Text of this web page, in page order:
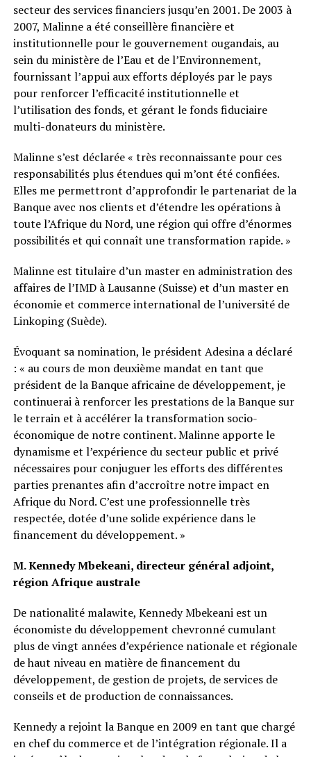
secteur des services financiers jusqu’en 2001. De 2003 à
2007, Malinne a été conseillère financière et
institutionnelle pour le gouvernement ougandais, au
sein du ministère de l’Eau et de l’Environnement,
fournissant l’appui aux efforts déployés par le pays
pour renforcer l’efficacité institutionnelle et
l’utilisation des fonds, et gérant le fonds fiduciaire
multi-donateurs du ministère.
Malinne s’est déclarée « très reconnaissante pour ces
responsabilités plus étendues qui m’ont été confiées.
Elles me permettront d’approfondir le partenariat de la
Banque avec nos clients et d’étendre les opérations à
toute l’Afrique du Nord, une région qui offre d’énormes
possibilités et qui connaît une transformation rapide. »
Malinne est titulaire d’un master en administration des
affaires de l’IMD à Lausanne (Suisse) et d’un master en
économie et commerce international de l’université de
Linkoping (Suède).
Évoquant sa nomination, le président Adesina a déclaré
: « au cours de mon deuxième mandat en tant que
président de la Banque africaine de développement, je
continuerai à renforcer les prestations de la Banque sur
le terrain et à accélérer la transformation socio-
économique de notre continent. Malinne apporte le
dynamisme et l’expérience du secteur public et privé
nécessaires pour conjuguer les efforts des différentes
parties prenantes afin d’accroître notre impact en
Afrique du Nord. C’est une professionnelle très
respectée, dotée d’une solide expérience dans le
financement du développement. »
M. Kennedy Mbekeani, directeur général adjoint,
région Afrique australe
De nationalité malawite, Kennedy Mbekeani est un
économiste du développement chevronné cumulant
plus de vingt années d’expérience nationale et régionale
de haut niveau en matière de financement du
développement, de gestion de projets, de services de
conseils et de production de connaissances.
Kennedy a rejoint la Banque en 2009 en tant que chargé
en chef du commerce et de l’intégration régionale. Il a